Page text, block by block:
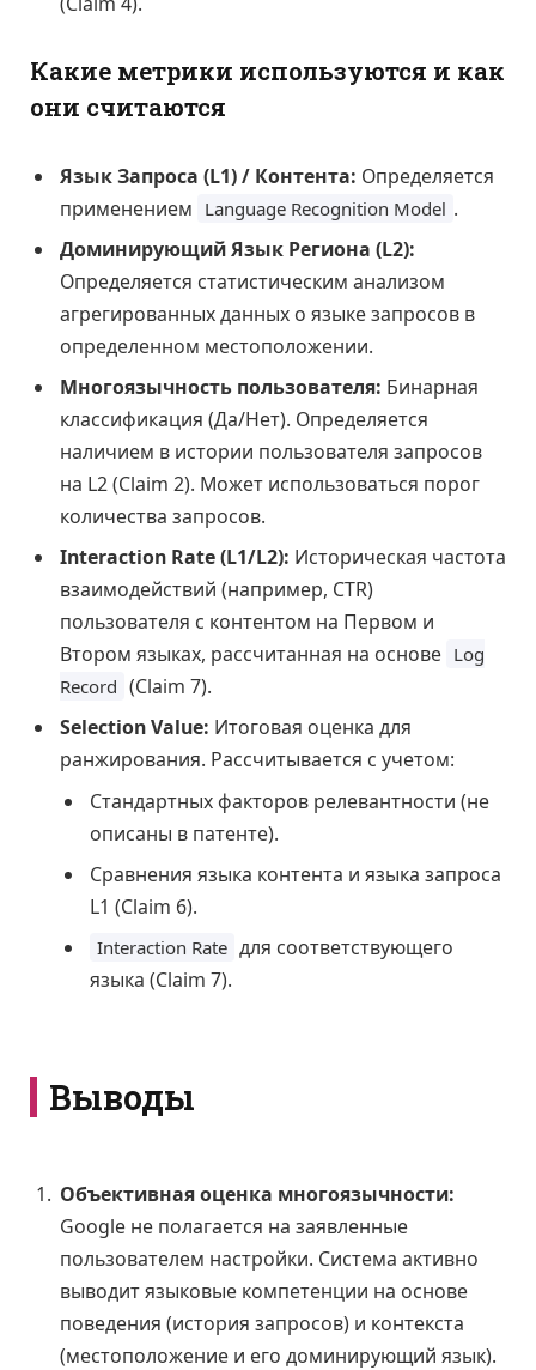
Какие метрики используются и как
они считаются
Язык Запроса (L1) / Контента: Определяется
применением Language Recognition Model .
Доминирующий Язык Региона (L2):
Определяется статистическим анализом
агрегированных данных о языке запросов в
определенном местоположении.
Многоязычность пользователя: Бинарная
классификация (Да/Нет). Определяется
наличием в истории пользователя запросов
на L2 (Claim 2). Может использоваться порог
количества запросов.
Interaction Rate (L1/L2): Историческая частота
взаимодействий (например, CTR)
пользователя с контентом на Первом и
Втором языках, рассчитанная на основе Log
Record (Claim 7).
Selection Value: Итоговая оценка для
ранжирования. Рассчитывается с учетом:
Стандартных факторов релевантности (не
описаны в патенте).
Сравнения языка контента и языка запроса
L1 (Claim 6).
Interaction Rate для соответствующего
языка (Claim 7).
Выводы
Объективная оценка многоязычности:
Google не полагается на заявленные
пользователем настройки. Система активно
выводит языковые компетенции на основе
поведения (история запросов) и контекста
(местоположение и его доминирующий язык).